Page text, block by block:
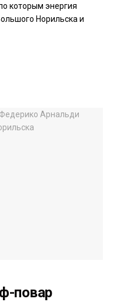
которым энергия
Норильска и
повар